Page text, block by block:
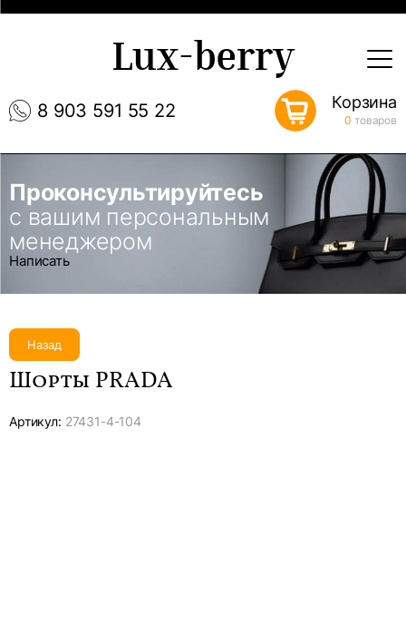
8 903 591 55 22
Lux-berry
Корзина
0 товаров
Проконсультируйтесь
с вашим персональным
менеджером
Написать
Назад
Шорты PRADA
Артикул: 27431-4-104